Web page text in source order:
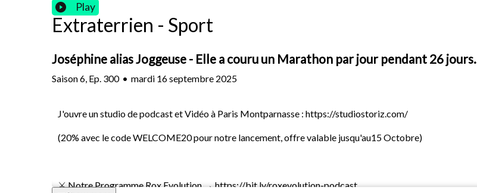
Play
Extraterrien - Sport
Joséphine alias Joggeuse - Elle a couru un Marathon par jour pendant 26 jours.
Saison6 Ep. 300 • mardi 16 septembre 2025
J'ouvre un studio de podcast et Vidéo à Paris Montparnasse : https://studiostoriz.com/
(20% avec le code WELCOME20 pour notre lancement, offre valable jusqu'au15 Octobre)
⚔️ Notre Programme Rox Evolution → https://bit.ly/roxevolution-podcast